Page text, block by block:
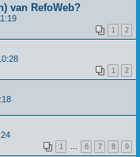
van RefoWeb?
1 2
1 2
1 6 7 8 9